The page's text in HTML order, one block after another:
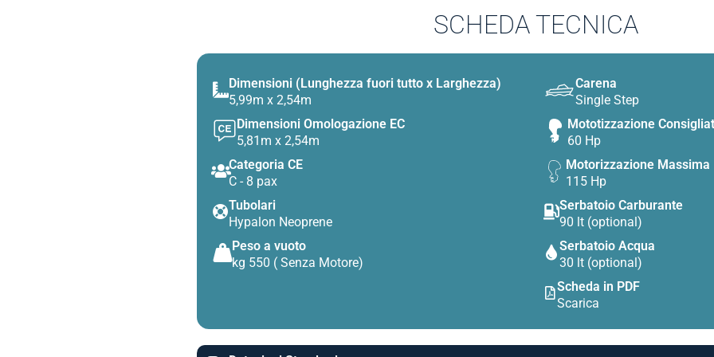
SCHEDA TECNICA
Dimensioni (Lunghezza fuori tutto x Larghezza)
5,99m x 2,54m
Dimensioni Omologazione EC
5,81m x 2,54m
Categoria CE
C - 8 pax
Tubolari
Hypalon Neoprene
Peso a vuoto
kg 550 ( Senza Motore)
Carena
Single Step
Mototizzazione
60 Hp
Motorizzazione Massima
115 Hp
Serbatoio Carburante
90 lt (optional)
Serbatoio Acqua
30 lt (optional)
Scheda in PDF
Scarica